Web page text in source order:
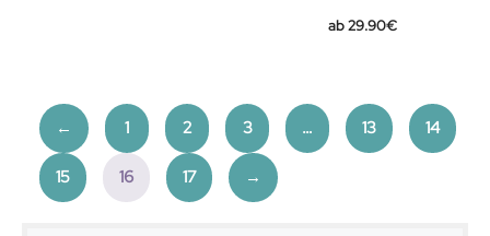
29.90€
← 1 2 3 … 13 14
15 16 17 →